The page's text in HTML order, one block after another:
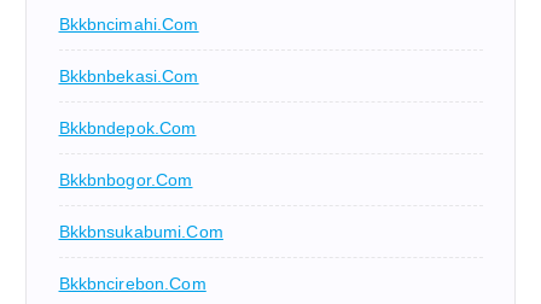
Bkkbncimahi.com
Bkkbnbekasi.com
Bkkbndepok.com
Bkkbnbogor.com
Bkkbnsukabumi.com
Bkkbncirebon.com